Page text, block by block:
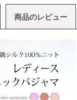
商品のレビュー